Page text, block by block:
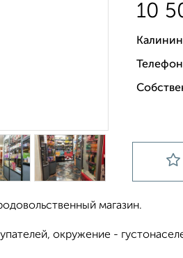
10
магазин.
окружение -